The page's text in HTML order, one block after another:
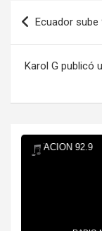
Navegación
de
entradas
Ecuador
Karol G publicó